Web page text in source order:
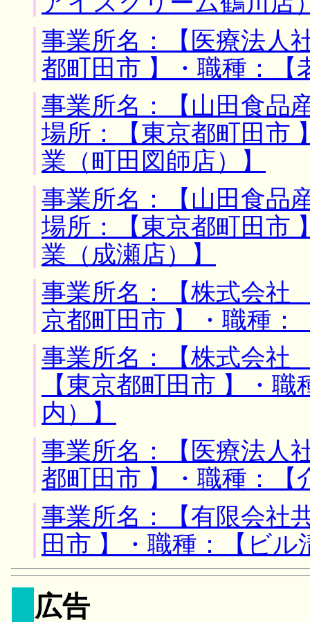
事業所名：【医療法人
都町田市 】・職種：【
事業所名：【山田食品
場所：【東京都町田市
業（町田図師店）】
事業所名：【山田食品
場所：【東京都町田市
業（成瀬店）】
事業所名：【株式会
京都町田市 】・職種：
事業所名：【株式会
【東京都町田市 】・
内）】
事業所名：【医療法人
都町田市 】・職種：【
事業所名：【有限会社
田市 】・職種：【ビル
広告